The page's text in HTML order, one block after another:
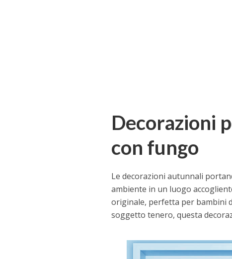
Decorazioni
con fungo
Le decorazioni autunnali
ambiente in un luogo
originale, perfetta per bambini
soggetto tenero, questa